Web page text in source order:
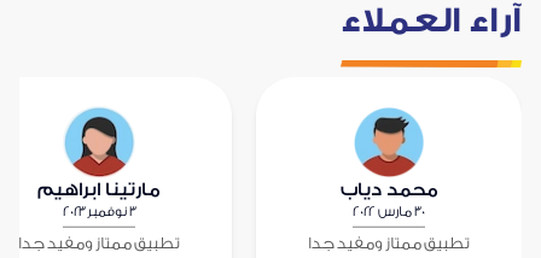
آراء العملاء
محمد دياب
٣٠ مارس ٢٠٢٢
تطبيق ممتاز ومفيد جدا
مارتينا ابراهيم
٣ نوفمبر ٢٠٢٣
تطبيق ممتاز ومفيد جدا